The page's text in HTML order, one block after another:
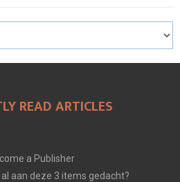
READ ARTICLES
a Publisher
aan deze 3 items gedacht?